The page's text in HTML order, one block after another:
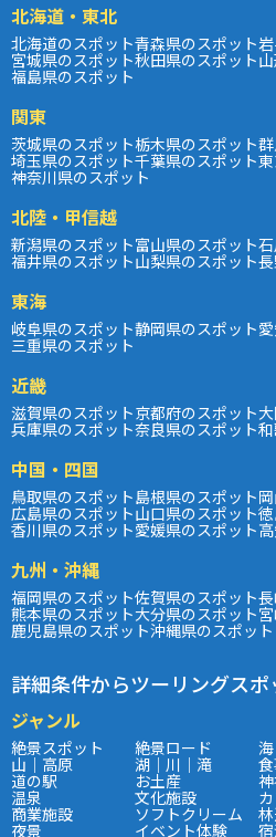
北海道・東北
北海道のスポット青森県のスポット
宮城県のスポット秋田県のスポット
福島県のスポット
関東
茨城県のスポット栃木県のスポット
埼玉県のスポット千葉県のスポット
神奈川県のスポット
北陸・甲信越
新潟県のスポット富山県のスポット
福井県のスポット山梨県のスポット
東海
岐阜県のスポット静岡県のスポット
三重県のスポット
近畿
滋賀県のスポット京都府のスポット
兵庫県のスポット奈良県のスポット
中国・四国
鳥取県のスポット島根県のスポット
広島県のスポット山口県のスポット
香川県のスポット愛媛県のスポット
九州・沖縄
福岡県のスポット佐賀県のスポット
熊本県のスポット大分県のスポット
鹿児島県のスポット沖縄県のスポット
詳細条件からツーリングスポ
ジャンル
絶景スポット 絶景ロード
山｜高原 湖｜川｜滝
道の駅 お土産
温泉 文化施設
商業施設 ソフトクリーム
夜景 イベント体験